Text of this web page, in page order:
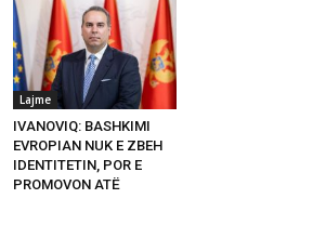
Lajme
IVANOVIQ: BASHKIMI
EVROPIAN NUK E ZBEH
IDENTITETIN, POR E
PROMOVON ATË